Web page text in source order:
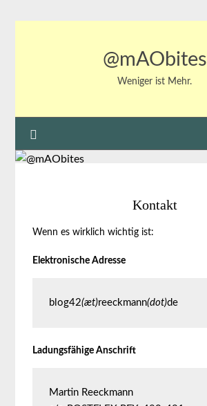
@mAObites
Weniger ist Mehr.
Kontakt
Wenn es wirklich wichtig ist:
Elektronische Adresse
blog42(æt)reeckmann(dot)de
Ladungsfähige Anschrift
Martin Reeckmann